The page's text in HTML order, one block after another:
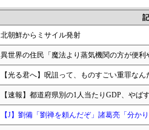
北朝鮮からミサイル発射
異世界の住民「魔法より蒸気機関の方が便利
【光る君へ】呪詛って、ものすごい重罪なん
【速報】都道府県別の1人当たりGDP、やば
【J】劉備「劉禅を頼んだぞ」諸葛亮「分